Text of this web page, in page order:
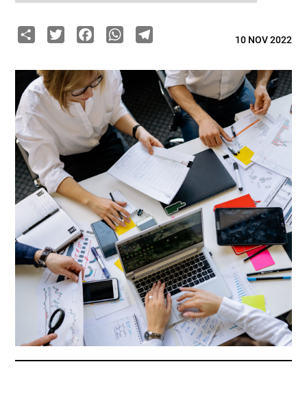
ShareTwitterFacebook
WhatsApp
Telegram10 NOV 2022